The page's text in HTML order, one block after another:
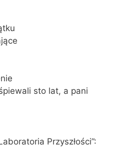
sto lat, a pani
Przyszłości”: